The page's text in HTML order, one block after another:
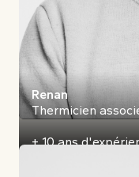
Renan
Thermicien
+ 10 ans